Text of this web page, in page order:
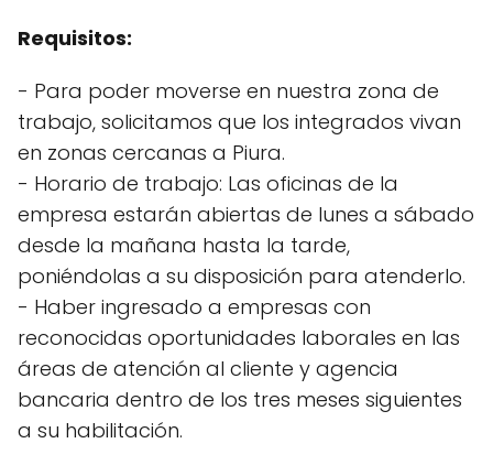
Requisitos:
- Para poder moverse en nuestra zona de
trabajo, solicitamos que los integrados vivan
en zonas cercanas a Piura.
- Horario de trabajo: Las oficinas de la
empresa estarán abiertas de lunes a sábado
desde la mañana hasta la tarde,
poniéndolas a su disposición para atenderlo.
- Haber ingresado a empresas con
reconocidas oportunidades laborales en las
áreas de atención al cliente y agencia
bancaria dentro de los tres meses siguientes
a su habilitación.